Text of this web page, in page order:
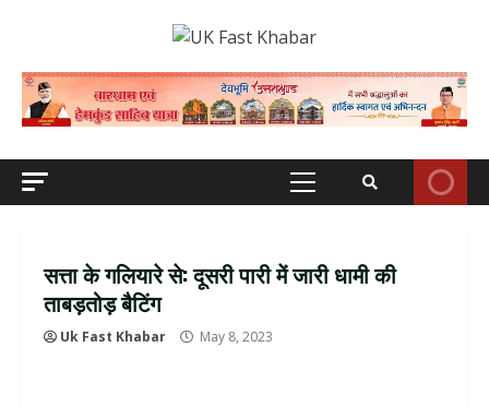
Primary
सत्ता के गलियारे से: दूसरी पारी में जारी धामी की
ताबड़तोड़ बैटिंग
Uk Fast Khabar May 8, 2023